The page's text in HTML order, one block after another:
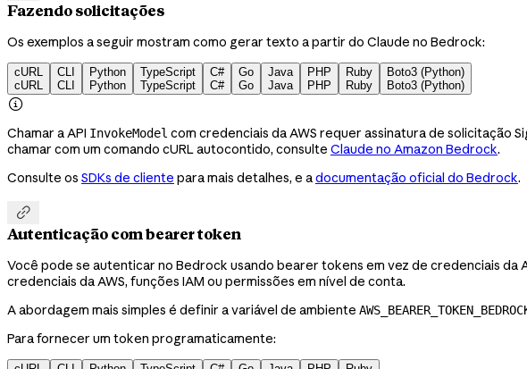
Fazendo solicitações
Os exemplos a seguir mostram como gerar texto a partir do Claude no Bedrock:
cURL
cURL
CLI
CLI
Python
Python
TypeScript
TypeScript
C#
C#
Go
Go
Java
Java
PHP
PHP
Ruby
Ruby
Boto3 (Python)
Boto3 (Python)

Chamar a API InvokeModel com credenciais da AWS requer assinatura de solicitação
chamar com um comando cURL autocontido, consulte Claude no Amazon Bedrock.
Consulte os SDKs de cliente para mais detalhes, e adocumentação oficial do Bedrock.

Autenticação com bearer token
Você pode se autenticar no Bedrock usando bearer tokens em vez de credenciais
credenciais da AWS, funções IAM ou permissões em nível de conta.
A abordagem mais simples é definir a variável de ambiente
Para fornecer um token programaticamente: